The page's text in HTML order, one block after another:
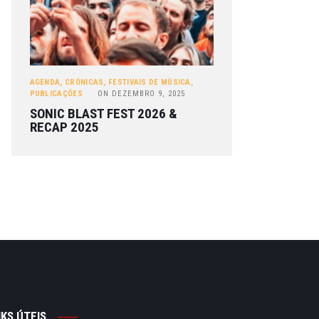
AGENDA, CRÓNICAS, FESTIVAIS DE MÚSICA,
PUBLICAÇÕES
ON DEZEMBRO 9, 2025
SONIC BLAST FEST 2026 &
RECAP 2025